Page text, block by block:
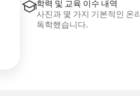
학력 및 교육 이수 내역
사진과 몇 가지 기본적인 온
독학했습니다.